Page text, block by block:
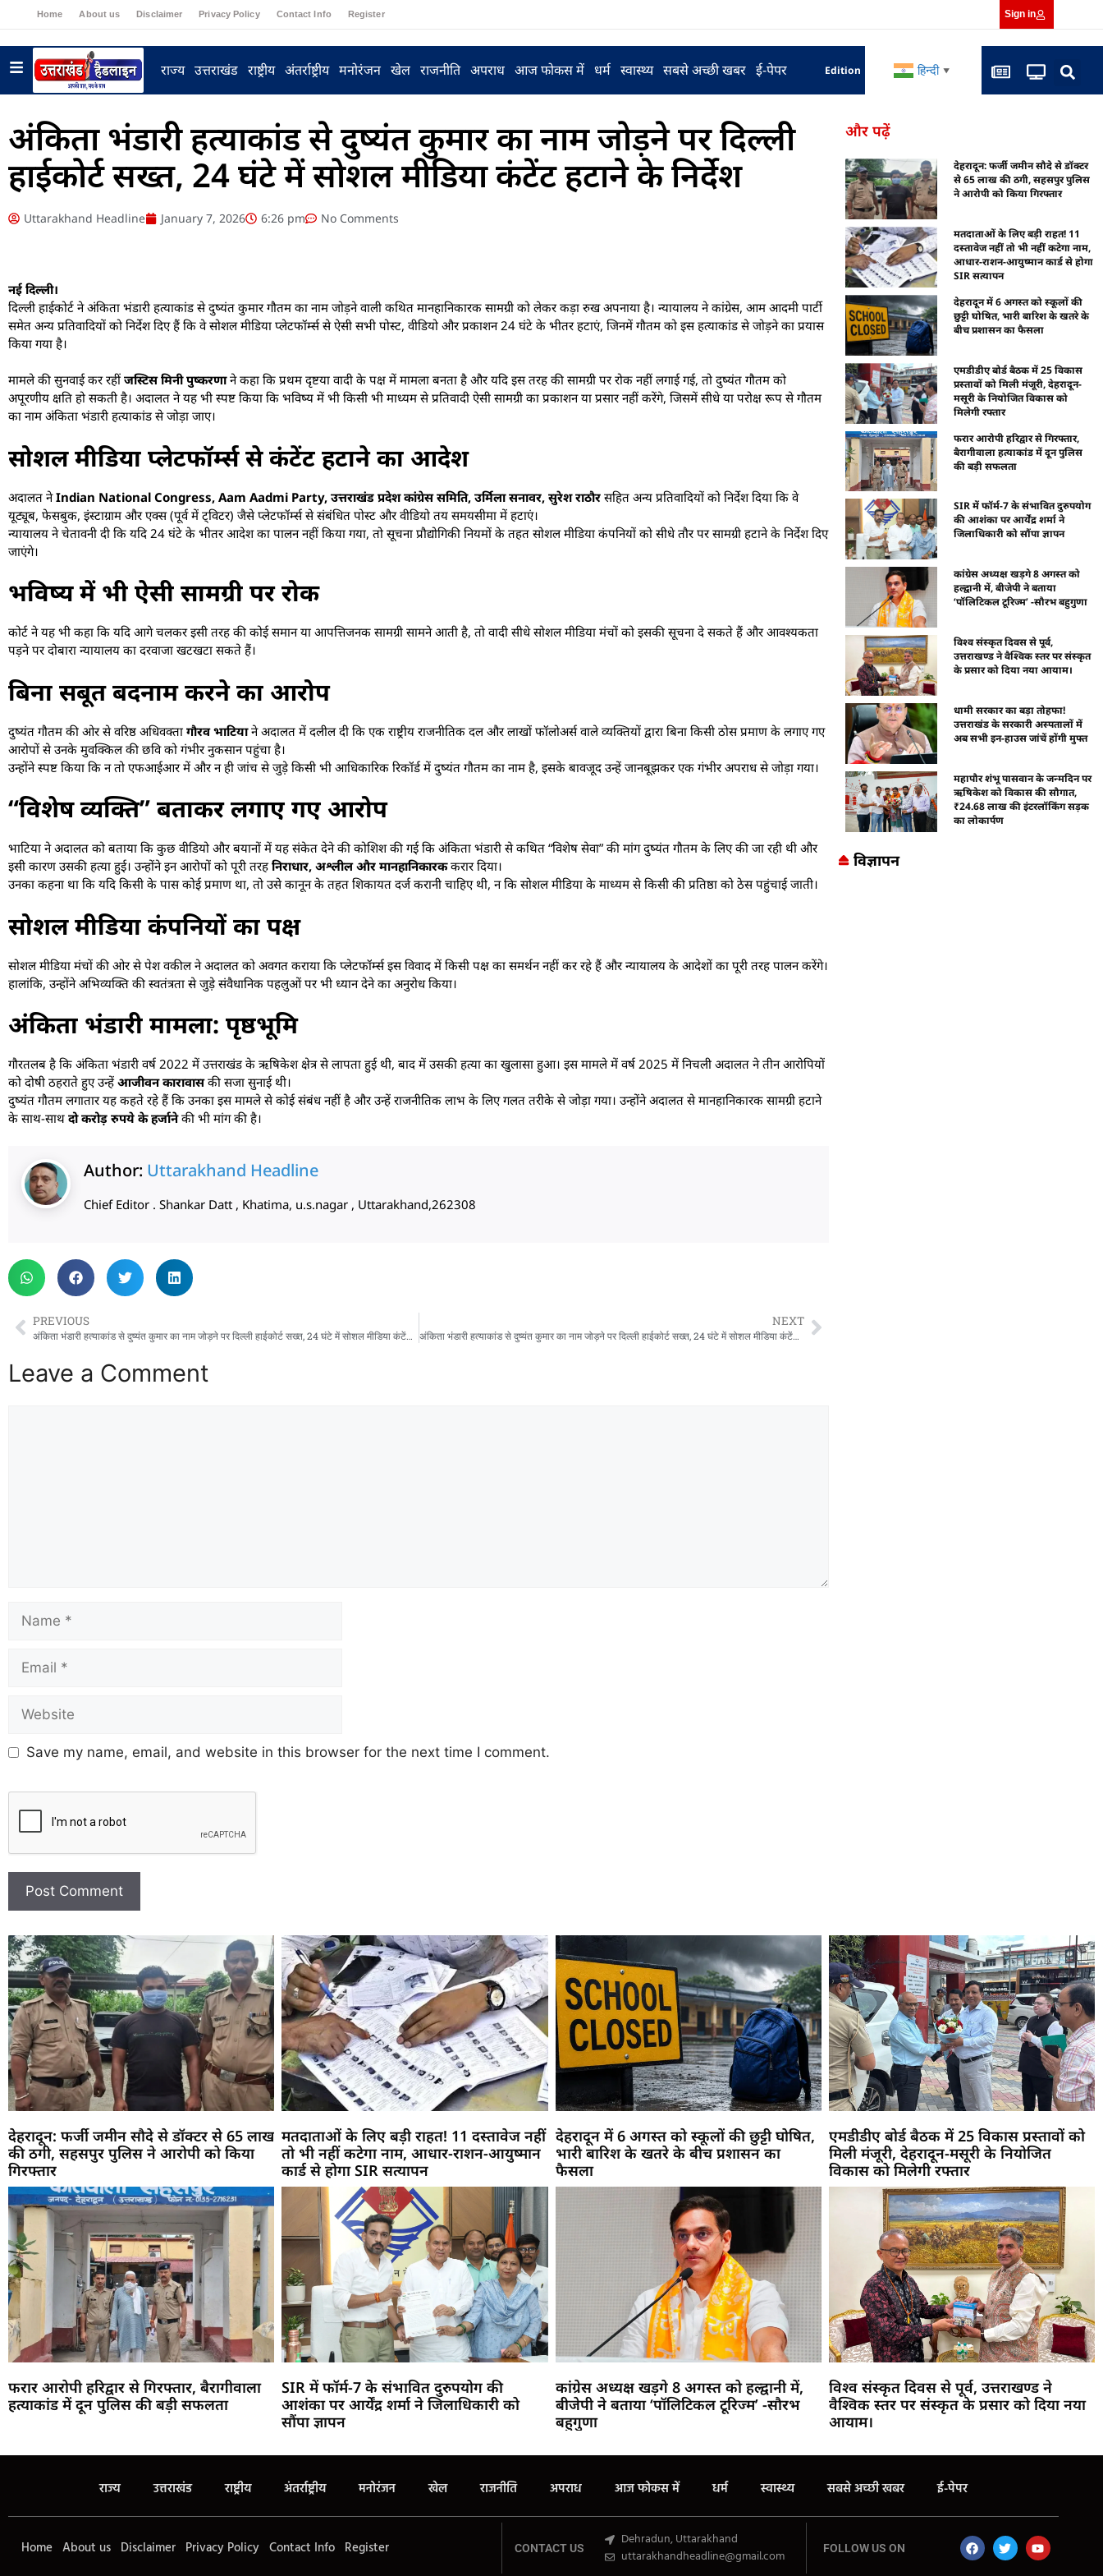
Home About us Disclaimer Privacy Policy Contact Info Register Sign in
राज्य उत्तराखंड राष्ट्रीय अंतर्राष्ट्रीय मनोरंजन खेल राजनीति अपराध आज फोकस में धर्म स्वास्थ्य सबसे अच्छी खबर ई-पेपर Edition हिन्दी ▼
अंकिता भंडारी हत्याकांड से दुष्यंत कुमार का नाम जोड़ने पर दिल्ली
हाईकोर्ट सख्त, 24 घंटे में सोशल मीडिया कंटेंट हटाने के निर्देश
Uttarakhand Headline January 7, 2026 6:26 pm No Comments
नई दिल्ली।
दिल्ली हाईकोर्ट ने अंकिता भंडारी हत्याकांड से दुष्यंत कुमार गौतम का नाम जोड़ने वाली कथित मानहानिकारक सामग्री को लेकर कड़ा रुख अपनाया है। न्यायालय ने कांग्रेस, आम आदमी पार्टी
समेत अन्य प्रतिवादियों को निर्देश दिए हैं कि वे सोशल मीडिया प्लेटफॉर्म्स से ऐसी सभी पोस्ट, वीडियो और प्रकाशन 24 घंटे के भीतर हटाएं, जिनमें गौतम को इस हत्याकांड से जोड़ने का प्रयास
किया गया है।
मामले की सुनवाई कर रहीं जस्टिस मिनी पुष्करणाने कहा कि प्रथम दृष्टया वादी के पक्ष में मामला बनता है और यदि इस तरह की सामग्री पर रोक नहीं लगाई गई, तो दुष्यंत गौतम को
अपूरणीय क्षति हो सकती है। अदालत ने यह भी स्पष्ट किया कि भविष्य में भी किसी भी माध्यम से प्रतिवादी ऐसी सामग्री का प्रकाशन या प्रसार नहीं करेंगे, जिसमें सीधे या परोक्ष रूप से गौतम
का नाम अंकिता भंडारी हत्याकांड से जोड़ा जाए।
सोशल मीडिया प्लेटफॉर्म्स से कंटेंट हटाने का आदेश
अदालत नेIndian National Congress, Aam Aadmi Party, उत्तराखंड प्रदेश कांग्रेस समिति, उर्मिला सनावर, सुरेश राठौर सहित अन्य प्रतिवादियों को निर्देश दिया कि वे
यूट्यूब, फेसबुक, इंस्टाग्राम और एक्स (पूर्व में ट्विटर) जैसे प्लेटफॉर्म्स से संबंधित पोस्ट और वीडियो तय समयसीमा में हटाएं।
न्यायालय ने चेतावनी दी कि यदि 24 घंटे के भीतर आदेश का पालन नहीं किया गया, तो सूचना प्रौद्योगिकी नियमों के तहत सोशल मीडिया कंपनियों को सीधे तौर पर सामग्री हटाने के निर्देश दिए
जाएंगे।
भविष्य में भी ऐसी सामग्री पर रोक
कोर्ट ने यह भी कहा कि यदि आगे चलकर इसी तरह की कोई समान या आपत्तिजनक सामग्री सामने आती है, तो वादी सीधे सोशल मीडिया मंचों को इसकी सूचना दे सकते हैं और आवश्यकता
पड़ने पर दोबारा न्यायालय का दरवाजा खटखटा सकते हैं।
बिना सबूत बदनाम करने का आरोप
दुष्यंत गौतम की ओर से वरिष्ठ अधिवक्ता गौरव भाटियाने अदालत में दलील दी कि एक राष्ट्रीय राजनीतिक दल और लाखों फॉलोअर्स वाले व्यक्तियों द्वारा बिना किसी ठोस प्रमाण के लगाए गए
आरोपों से उनके मुवक्किल की छवि को गंभीर नुकसान पहुंचा है।
उन्होंने स्पष्ट किया कि न तो एफआईआर में और न ही जांच से जुड़े किसी भी आधिकारिक रिकॉर्ड में दुष्यंत गौतम का नाम है, इसके बावजूद उन्हें जानबूझकर एक गंभीर अपराध से जोड़ा गया।
“विशेष व्यक्ति” बताकर लगाए गए आरोप
भाटिया ने अदालत को बताया कि कुछ वीडियो और बयानों में यह संकेत देने की कोशिश की गई कि अंकिता भंडारी से कथित “विशेष सेवा” की मांग दुष्यंत गौतम के लिए की जा रही थी और
इसी कारण उसकी हत्या हुई। उन्होंने इन आरोपों को पूरी तरहनिराधार, अश्लील और मानहानिकारककरार दिया।
उनका कहना था कि यदि किसी के पास कोई प्रमाण था, तो उसे कानून के तहत शिकायत दर्ज करानी चाहिए थी, न कि सोशल मीडिया के माध्यम से किसी की प्रतिष्ठा को ठेस पहुंचाई जाती।
सोशल मीडिया कंपनियों का पक्ष
सोशल मीडिया मंचों की ओर से पेश वकील ने अदालत को अवगत कराया कि प्लेटफॉर्म्स इस विवाद में किसी पक्ष का समर्थन नहीं कर रहे हैं और न्यायालय के आदेशों का पूरी तरह पालन करेंगे।
हालांकि, उन्होंने अभिव्यक्ति की स्वतंत्रता से जुड़े संवैधानिक पहलुओं पर भी ध्यान देने का अनुरोध किया।
अंकिता भंडारी मामला: पृष्ठभूमि
गौरतलब है कि अंकिता भंडारी वर्ष 2022 में उत्तराखंड के ऋषिकेश क्षेत्र से लापता हुई थी, बाद में उसकी हत्या का खुलासा हुआ। इस मामले में वर्ष 2025 में निचली अदालत ने तीन आरोपियों
को दोषी ठहराते हुए उन्हेंआजीवन कारावासकी सजा सुनाई थी।
दुष्यंत गौतम लगातार यह कहते रहे हैं कि उनका इस मामले से कोई संबंध नहीं है और उन्हें राजनीतिक लाभ के लिए गलत तरीके से जोड़ा गया। उन्होंने अदालत से मानहानिकारक सामग्री हटाने
के साथ-साथ दो करोड़ रुपये के हर्जानेकी भी मांग की है।
Author: Uttarakhand Headline
Chief Editor . Shankar Datt , Khatima, u.s.nagar , Uttarakhand,262308
PREVIOUS
अंकिता भंडारी हत्याकांड से दुष्यंत कुमार का नाम जोड़ने पर दिल्ली हाईकोर्ट सख्त, 24 घंटे में सोशल मीडिया कंटेंट हटाने के निर्देश
NEXT
अंकिता भंडारी हत्याकांड से दुष्यंत कुमार का नाम जोड़ने पर दिल्ली हाईकोर्ट सख्त, 24 घंटे में सोशल मीडिया कंटेंट हटाने के निर्देश
Leave a Comment
Save my name, email, and website in this browser for the next time I comment.
और पढ़ें
देहरादून: फर्जी जमीन सौदे से डॉक्टर
से 65 लाख की ठगी, सहसपुर पुलिस
ने आरोपी को किया गिरफ्तार
मतदाताओं के लिए बड़ी राहत! 11
दस्तावेज नहीं तो भी नहीं कटेगा नाम,
आधार-राशन-आयुष्मान कार्ड से होगा
SIR सत्यापन
देहरादून में 6 अगस्त को स्कूलों की
छुट्टी घोषित, भारी बारिश के खतरे के
बीच प्रशासन का फैसला
एमडीडीए बोर्ड बैठक में 25 विकास
प्रस्तावों को मिली मंजूरी, देहरादून-
मसूरी के नियोजित विकास को
मिलेगी रफ्तार
फरार आरोपी हरिद्वार से गिरफ्तार,
बैरागीवाला हत्याकांड में दून पुलिस
की बड़ी सफलता
SIR में फॉर्म-7 के संभावित दुरुपयोग
की आशंका पर आर्येंद्र शर्मा ने
जिलाधिकारी को सौंपा ज्ञापन
कांग्रेस अध्यक्ष खड़गे 8 अगस्त को
हल्द्वानी में, बीजेपी ने बताया
‘पॉलिटिकल टूरिज्म’ -सौरभ बहुगुणा
विश्व संस्कृत दिवस से पूर्व,
उत्तराखण्ड ने वैश्विक स्तर पर संस्कृत
के प्रसार को दिया नया आयाम।
धामी सरकार का बड़ा तोहफा!
उत्तराखंड के सरकारी अस्पतालों में
अब सभी इन-हाउस जांचें होंगी मुफ्त
महापौर शंभू पासवान के जन्मदिन पर
ऋषिकेश को विकास की सौगात,
₹24.68 लाख की इंटरलॉकिंग सड़क
का लोकार्पण
विज्ञापन
देहरादून: फर्जी जमीन सौदे से डॉक्टर से 65 लाख
की ठगी, सहसपुर पुलिस ने आरोपी को किया
गिरफ्तार
मतदाताओं के लिए बड़ी राहत! 11 दस्तावेज नहीं
तो भी नहीं कटेगा नाम, आधार-राशन-आयुष्मान
कार्ड से होगा SIR सत्यापन
देहरादून में 6 अगस्त को स्कूलों की छुट्टी घोषित,
भारी बारिश के खतरे के बीच प्रशासन का
फैसला
एमडीडीए बोर्ड बैठक में 25 विकास प्रस्तावों को
मिली मंजूरी, देहरादून-मसूरी के नियोजित
विकास को मिलेगी रफ्तार
फरार आरोपी हरिद्वार से गिरफ्तार, बैरागीवाला
हत्याकांड में दून पुलिस की बड़ी सफलता
SIR में फॉर्म-7 के संभावित दुरुपयोग की
आशंका पर आर्येंद्र शर्मा ने जिलाधिकारी को
सौंपा ज्ञापन
कांग्रेस अध्यक्ष खड़गे 8 अगस्त को हल्द्वानी में,
बीजेपी ने बताया ‘पॉलिटिकल टूरिज्म’ -सौरभ
बहुगुणा
विश्व संस्कृत दिवस से पूर्व, उत्तराखण्ड ने
वैश्विक स्तर पर संस्कृत के प्रसार को दिया नया
आयाम।
राज्य उत्तराखंड राष्ट्रीय अंतर्राष्ट्रीय मनोरंजन खेल राजनीति अपराध आज फोकस में धर्म स्वास्थ्य सबसे अच्छी खबर ई-पेपर
Home About us Disclaimer Privacy Policy Contact Info Register CONTACT US
Dehradun, Uttarakhand
uttarakhandheadline@gmail.com
FOLLOW US ON